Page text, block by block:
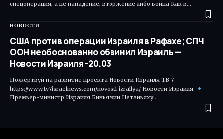
спецоперация, а не нападение, вторжение либо война Как в…
НОВОСТИ
США против операции Израиля в Рафахе; СПЧ
ООН необоснованно обвинил Израиль —
Новости Израиля -20.03
Пожертвуй на развитие проекта Новости Израиля ТВ 7:
https://www.tv7israelnews.com/novosti-izrailya/ Новости Израиля:
Премьер-министр Израиля Биньямин Нетаньяху…